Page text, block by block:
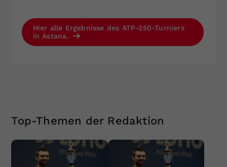
Hier alle Ergebnisse des ATP-250-Turniers
in Astana.
Top-Themen der Redaktion